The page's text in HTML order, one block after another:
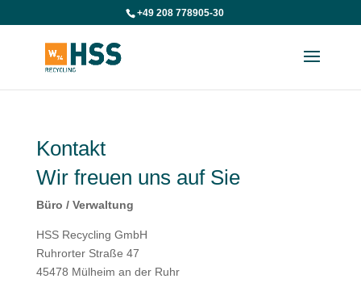
+49 208 778905-30
Kontakt
Wir freuen uns auf Sie
Büro / Verwaltung
HSS Recycling GmbH
Ruhrorter Straße 47
45478 Mülheim an der Ruhr